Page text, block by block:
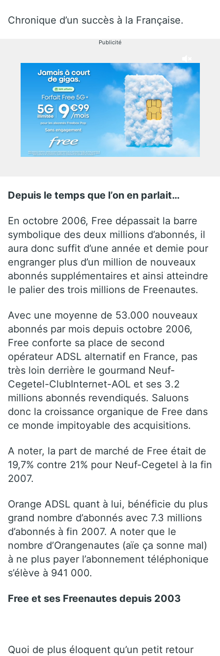
Chronique d’un succès à la Française.
Publicité
Depuis le temps que l’on en parlait…
En octobre 2006, Free dépassait la barre
symbolique des deux millions d’abonnés, il
aura donc suffit d’une année et demie pour
engranger plus d’un million de nouveaux
abonnés supplémentaires et ainsi atteindre
le palier des trois millions de Freenautes.
Avec une moyenne de 53.000 nouveaux
abonnés par mois depuis octobre 2006,
Free conforte sa place de second
opérateur ADSL alternatif en France, pas
très loin derrière le gourmand Neuf-
Cegetel-ClubInternet-AOL et ses 3.2
millions abonnés revendiqués. Saluons
donc la croissance organique de Free dans
ce monde impitoyable des acquisitions.
A noter, la part de marché de Free était de
19,7% contre 21% pour Neuf-Cegetel à la fin
2007.
Orange ADSL quant à lui, bénéficie du plus
grand nombre d’abonnés avec 7.3 millions
d’abonnés à fin 2007. A noter que le
nombre d’Orangenautes (aïe ça sonne mal)
à ne plus payer l’abonnement téléphonique
s’élève à 941 000.
Free et ses Freenautes depuis 2003
Quoi de plus éloquent qu’un petit retour